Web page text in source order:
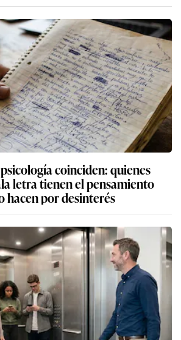
coinciden: quienes
letra tienen el pensamiento
hacen por desinterés